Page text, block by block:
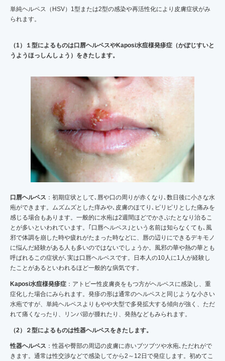
単純ヘルペス（HSV）1型または2型の感染や再活性化により皮膚症状がみ
られます。
（1）１型によるものは口唇ヘルペスやKaposi水痘様発疹症（かぽじすいと
うようほっしんしょう）をきたします。
口唇ヘルペス ：初期症状として､唇や口の周りが赤くなり､数日後に小さな水
疱ができます。ムズムズとした痒みや､皮膚のほてり､ピリピリとした痛みを
感じる場合もあります。一般的に水疱は2週間ほどでかさぶたとなり治るこ
とが多いといわれています。｢口唇ヘルペス｣という名前は知らなくても､風
邪で体調を崩した時や疲れがたまった時などに、唇の辺りにできるデキモノ
に悩んだ経験がある人も多いのではないでしょうか。風邪の華や熱の華とも
呼ばれるこの症状が､実は口唇ヘルペスです。日本人の10人に1人が経験し
たことがあるといわれるほど一般的な病気です。
Kaposi水痘様発疹症 ：アトピー性皮膚炎をもつ方がヘルペスに感染し、重
症化した場合にみられます。発疹の形は通常のヘルペスと同じような小さい
水疱ですが、単純ヘルペスよりもやや大型で多発拡大する傾向が強く、ただ
れて痛くなったり、リンパ節が腫れたり、発熱などもみられます。
（2）２型によるものは性器ヘルペスをきたします。
性器ヘルペス ：性器や臀部の周辺の皮膚に赤いブツブツや水疱､ただれがで
きます。通常は性交渉などで感染してから2～12日で発症します。初めてこ